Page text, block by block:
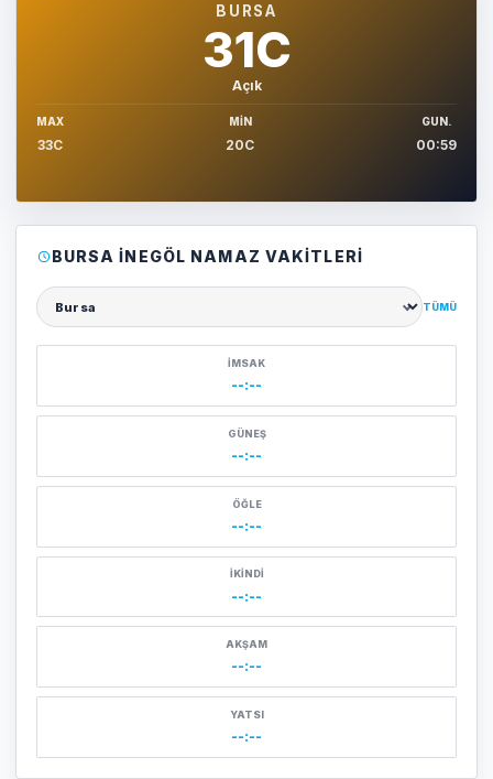
BURSA
31C
Açık
MAX
33C
MIN
20C
GUN.
00:59
BURSA İNEGÖL NAMAZ VAKITLERI
Şehir seçin
TÜMÜ
İMSAK
--:--
GÜNEŞ
--:--
ÖĞLE
--:--
İKINDI
--:--
AKŞAM
--:--
YATSI
--:--